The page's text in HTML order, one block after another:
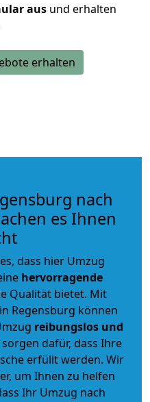
aus und erhalten
erhalten
nach
es Ihnen
dass hier Umzug
hervorragende
Qualität bietet. Mit
Regensburg können
reibungslos und
dafür, dass Ihre
erfüllt werden. Wir
um Ihnen zu helfen
Ihr Umzug nach